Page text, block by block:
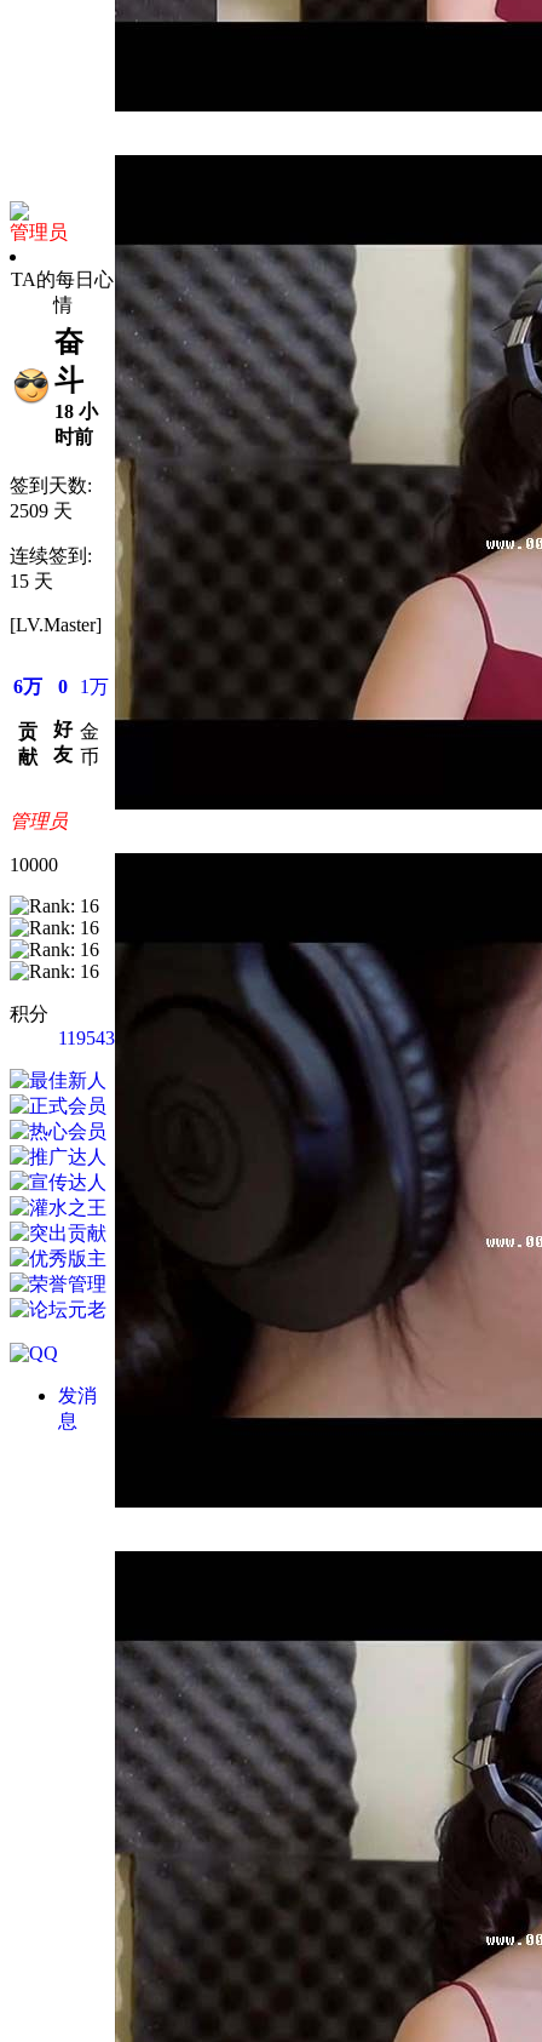
管理员
TA的每日心
情
奋
斗
18 小
时前
签到天数:
2509 天
连续签到:
15 天
[LV.Master]
6万
贡
献
0
好
友
1万
金
币
管理员
10000
积分
119543
发消
息